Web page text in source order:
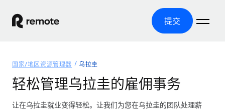
提交
产品
全球招聘
国家/地区资源管理器 乌拉圭
轻松管理乌拉圭的雇佣事务
让在乌拉圭就业变得轻松。让我们为您在乌拉圭的团队处理薪